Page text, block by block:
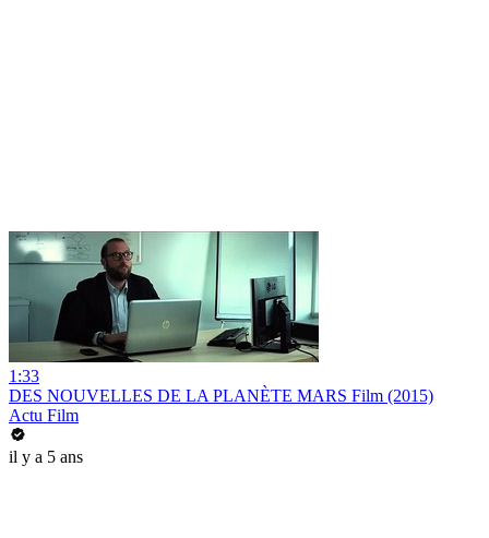
1:33
DES NOUVELLES DE LA PLANÈTE MARS Film (2015)
Actu Film
il y a 5 ans